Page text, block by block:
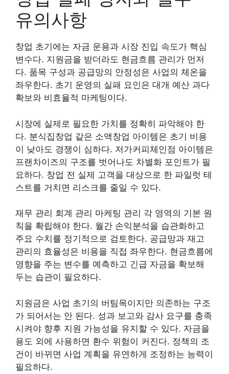
유의사항
창업 초기에는 자금 운용과 시장 진입 속도가 핵심
변수다. 지원금을 받더라도 현금흐름 관리가 먼저
다. 품목 구성과 공급망의 안정성은 사업의 체온을
좌우한다. 초기 운영의 실패 요인은 대개 예산 과다
확보와 비효율적 마케팅이다.
시장에 실제로 필요한 가치를 정확히 파악해야 한
다. 분식집창업 같은 소액창업 아이템은 초기 비용
이 낮아도 경쟁이 심하다. 저가커피체인점 아이템은
프랜차이즈의 구조를 벗어나도 차별화 포인트가 필
요하다. 창업 전 실제 고객을 대상으로 한 파일럿 테
스트를 거치면 리스크를 줄일 수 있다.
재무 관리 회계 관리 마케팅 관리 각 영역의 기본 원
칙을 확립해야 한다. 월간 손익분석을 습관화하고
주요 수치를 정기적으로 검토한다. 공급망과 재고
관리의 효율성은 비용을 직접 좌우한다. 현금흐름에
영향을 주는 변수를 예측하고 긴급 자금을 확보해
두는 습관이 필요하다.
지원금은 사업 초기의 버팀목이지만 의존하는 구조
가 되어서는 안 된다. 성과 보고와 감사 요구를 충족
시켜야 향후 지원 가능성을 유지할 수 있다. 자금을
용도 외에 사용하면 환수 위험이 커진다. 정책의 조
건이 바뀌면 사업 계획을 유연하게 조정하는 능력이
필요하다.